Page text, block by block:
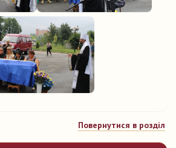
Повернутися в розділ